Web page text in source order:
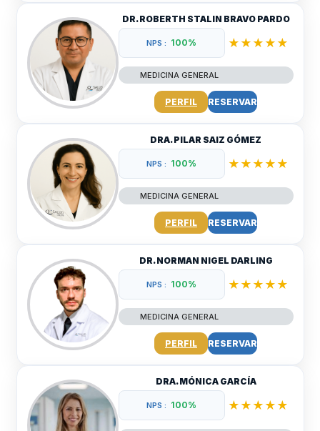
DR. ROBERTH STALIN BRAVO PARDO
NPS : 100% ★★★★★
MEDICINA GENERAL
PERFIL RESERVAR
DRA. PILAR SAIZ GÓMEZ
NPS : 100% ★★★★★
MEDICINA GENERAL
PERFIL RESERVAR
DR. NORMAN NIGEL DARLING
NPS : 100% ★★★★★
MEDICINA GENERAL
PERFIL RESERVAR
DRA. MÓNICA GARCÍA
NPS : 100% ★★★★★